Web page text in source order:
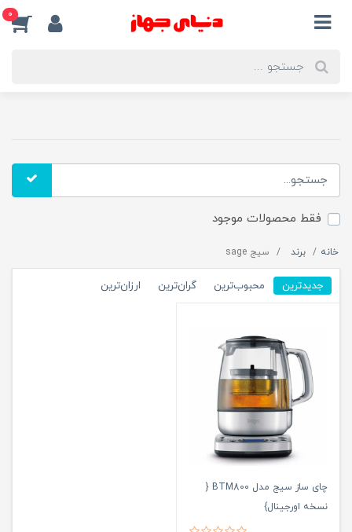
0
فقط محصولات موجود
خانه برند سیج sage
جدیدترین محبوب‌ترین گران‌ترین ارزان‌ترین
چای ساز سیج مدل BTM800 {
نسخه اورجینال}